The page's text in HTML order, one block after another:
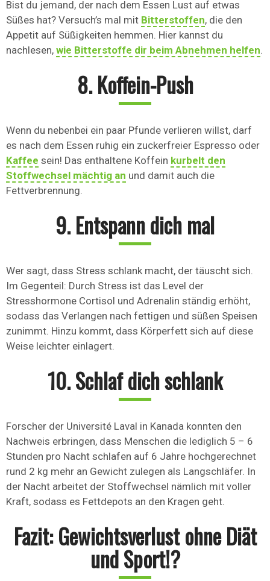
Bist du jemand, der nach dem Essen Lust auf etwas
Süßes hat? Versuch’s mal mit Bitterstoffen, die den
Appetit auf Süßigkeiten hemmen. Hier kannst du
nachlesen, wie Bitterstoffe dir beim Abnehmen helfen.
8. Koffein-Push
Wenn du nebenbei ein paar Pfunde verlieren willst, darf
es nach dem Essen ruhig ein zuckerfreier Espresso oder
Kaffee sein! Das enthaltene Koffein kurbelt den
Stoffwechsel mächtig an und damit auch die
Fettverbrennung.
9. Entspann dich mal
Wer sagt, dass Stress schlank macht, der täuscht sich.
Im Gegenteil: Durch Stress ist das Level der
Stresshormone Cortisol und Adrenalin ständig erhöht,
sodass das Verlangen nach fettigen und süßen Speisen
zunimmt. Hinzu kommt, dass Körperfett sich auf diese
Weise leichter einlagert.
10. Schlaf dich schlank
Forscher der Université Laval in Kanada konnten den
Nachweis erbringen, dass Menschen die lediglich 5 – 6
Stunden pro Nacht schlafen auf 6 Jahre hochgerechnet
rund 2 kg mehr an Gewicht zulegen als Langschläfer. In
der Nacht arbeitet der Stoffwechsel nämlich mit voller
Kraft, sodass es Fettdepots an den Kragen geht.
Fazit: Gewichtsverlust ohne Diät
und Sport!?